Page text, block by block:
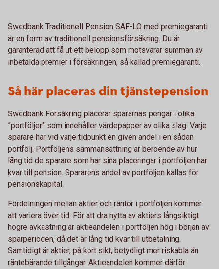
Swedbank Traditionell Pension SAF-LO med premiegaranti
är en form av traditionell pensionsförsäkring. Du är
garanterad att få ut ett belopp som motsvarar summan av
inbetalda premier i försäkringen, så kallad premiegaranti.
Så här placeras din tjänstepension
Swedbank Försäkring placerar spararnas pengar i olika
”portföljer” som innehåller värdepapper av olika slag. Varje
sparare har vid varje tidpunkt en given andel i en sådan
portfölj. Portföljens sammansättning är beroende av hur
lång tid de sparare som har sina placeringar i portföljen har
kvar till pension. Spararens andel av portföljen kallas för
pensionskapital.
Fördelningen mellan aktier och räntor i portföljen kommer
att variera över tid. För att dra nytta av aktiers långsiktigt
högre avkastning är aktieandelen i portföljen hög i början av
sparperioden, då det är lång tid kvar till utbetalning.
Samtidigt är aktier, på kort sikt, betydligt mer riskabla än
räntebärande tillgångar. Aktieandelen kommer därför